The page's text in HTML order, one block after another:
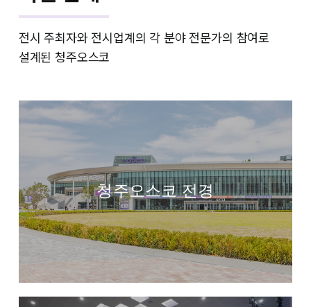
전시 주최자와 전시업계의 각 분야 전문가의 참여로
설계된 청주오스코
청주오스코 전경